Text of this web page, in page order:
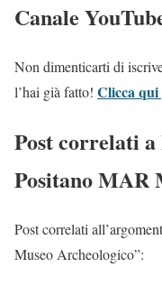
Canale
Non dimenticarti di
l’hai già fatto! Clicca
Post correlati
Positano MAR
Post correlati
Museo Archeologico”: